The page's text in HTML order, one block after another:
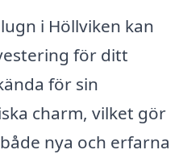
i Höllviken kan
för ditt
för sin
charm, vilket gör
nya och erfarna